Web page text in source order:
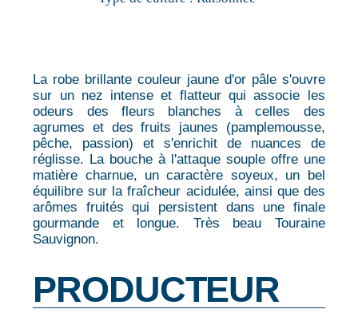
La robe brillante couleur jaune d'or pâle s'ouvre
sur un nez intense et flatteur qui associe les
odeurs des fleurs blanches à celles des
agrumes et des fruits jaunes (pamplemousse,
pêche, passion) et s'enrichit de nuances de
réglisse. La bouche à l'attaque souple offre une
matière charnue, un caractère soyeux, un bel
équilibre sur la fraîcheur acidulée, ainsi que des
arômes fruités qui persistent dans une finale
gourmande et longue. Très beau Touraine
Sauvignon.
PRODUCTEUR